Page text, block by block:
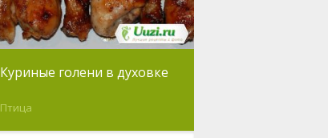
Куриные голени в духовке
Птица